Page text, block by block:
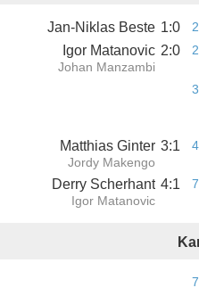
Jan-Niklas Beste 1:0
Igor Matanovic
Johan Manzambi
2:0
Matthias Ginter
Jordy Makengo
3:1
Derry Scherhant
Igor Matanovic
4:1